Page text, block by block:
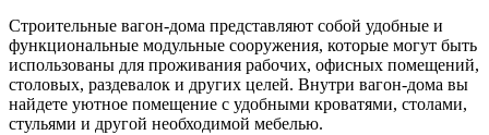
Строительные вагон-дома представляют собой удобные и
функциональные модульные сооружения, которые могут быть
использованы для проживания рабочих, офисных помещений,
столовых, раздевалок и других целей. Внутри вагон-дома вы
найдете уютное помещение с удобными кроватями, столами,
стульями и другой необходимой мебелью.